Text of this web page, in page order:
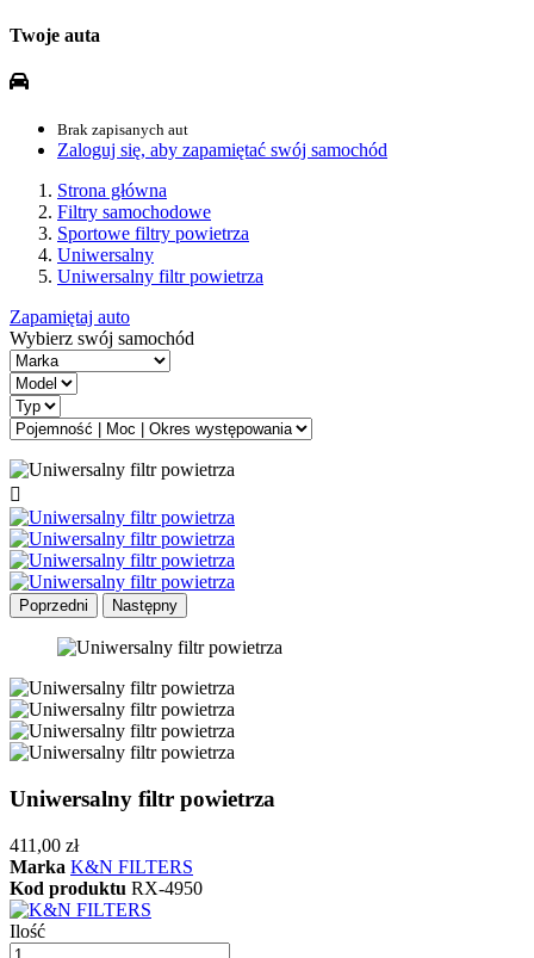
Twoje auta
Brak zapisanych aut
Zaloguj się, aby zapamiętać swój samochód
Strona główna
Filtry samochodowe
Sportowe filtry powietrza
Uniwersalny
Uniwersalny filtr powietrza
Zapamiętaj auto
Wybierz swój samochód

Poprzedni Następny
Uniwersalny filtr powietrza
411,00 zł
Marka K&N FILTERS
Kod produktu RX-4950
Ilość